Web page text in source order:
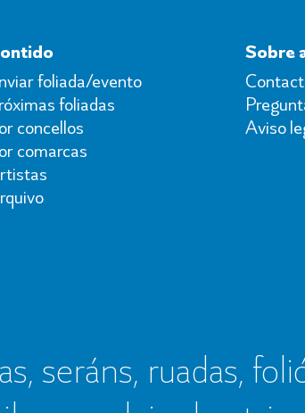
foliada/evento
foliadas
concellos
comarcas
Sobre
Aviso
seráns, ruadas,